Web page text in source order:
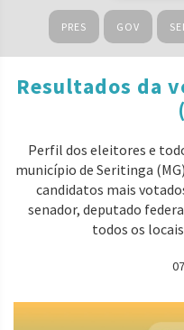
PRES GOV
Resultados da
Perfil dos eleitores e
município de Seritinga
candidatos mais
senador, deputado
todos os